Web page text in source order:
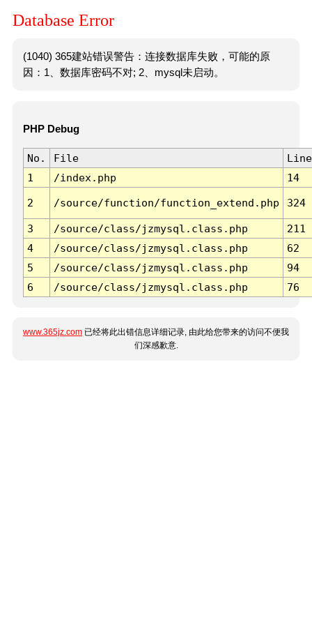
Database Error
(1040) 365建站错误警告：连接数据库失败，可能的原
因：1、数据库密码不对; 2、mysql未启动。
PHP Debug
No. File
Line
1
/index.php 14
2 /source/function/function_extend.php 324
3 /source/class/jzmysql.class.php
211
4
/source/class/jzmysql.class.php
62
5
/source/class/jzmysql.class.php
94
6
/source/class/jzmysql.class.php 76
www.365jz.com 已经将此出错信息详细记录, 由此给您带来的访问不便我
们深感歉意.